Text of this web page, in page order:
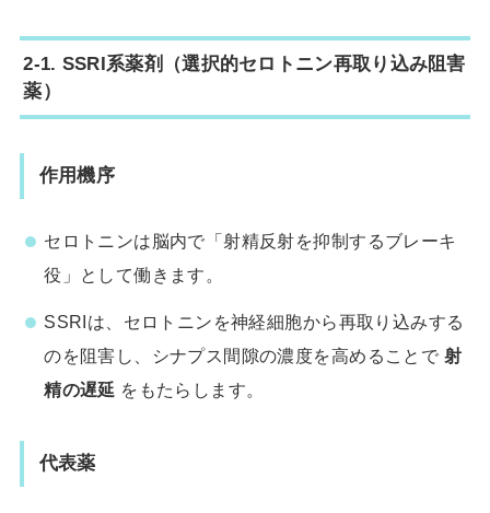
2-1. SSRI系薬剤（選択的セロトニン再取り込み阻害
薬）
作用機序
セロトニンは脳内で「射精反射を抑制するブレーキ
役」として働きます。
SSRIは、セロトニンを神経細胞から再取り込みする
のを阻害し、シナプス間隙の濃度を高めることで 射
精の遅延 をもたらします。
代表薬